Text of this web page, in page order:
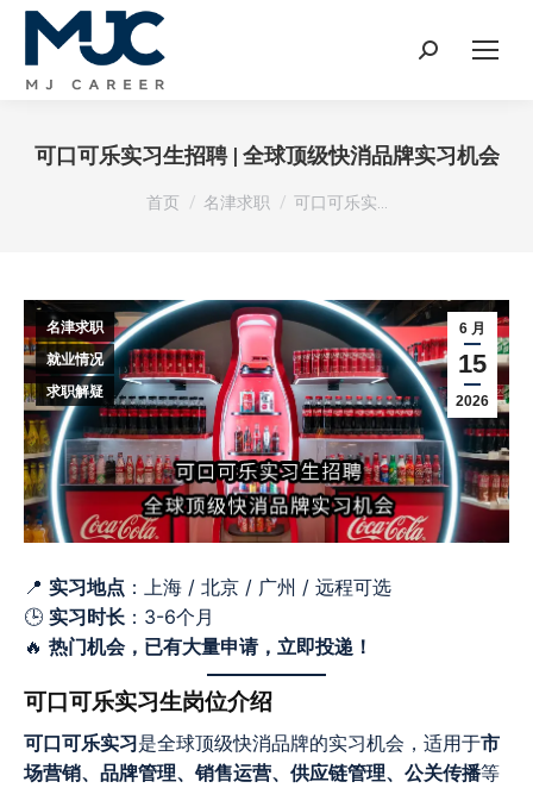
Search:
可口可乐实习生招聘 | 全球顶级快消品牌实习机会
您在这里：
首页 名津求职 可口可乐实…
6 月
15
2026
名津求职
就业情况
求职解疑
📍 实习地点 ：上海 / 北京 / 广州 / 远程可选
🕒 实习时长 ：3-6个月
🔥 热门机会，已有大量申请，立即投递！
可口可乐实习生岗位介绍
可口可乐实习是全球顶级快消品牌的实习机会，适用于市
场营销、品牌管理、销售运营、供应链管理、公关传播等